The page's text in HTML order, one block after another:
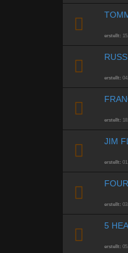
erstellt:
erstellt:
erstellt:
JIM
erstellt:
erstellt:
5
erstellt: